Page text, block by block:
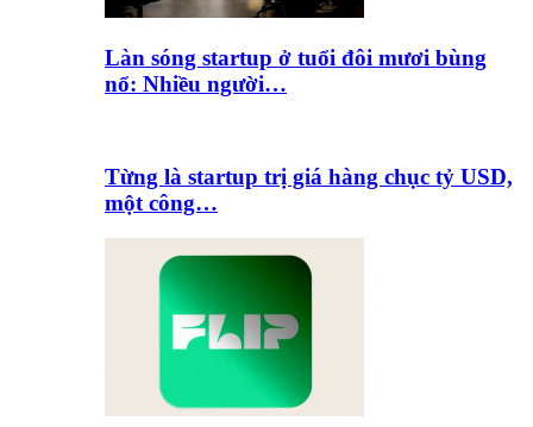
Làn sóng startup ở tuổi đôi mươi bùng
nổ: Nhiều người…
Từng là startup trị giá hàng chục tỷ USD,
một công…